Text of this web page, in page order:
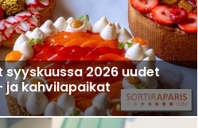
2026 uudet
ja kahvilapaikat